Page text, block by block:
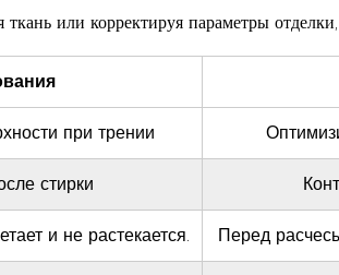
или корректируя параметры
при трении
стирки
и не растекается. Перед